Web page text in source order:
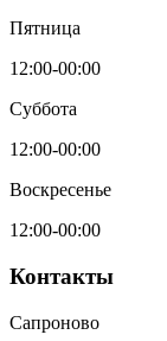
Пятница
12:00-00:00
Суббота
12:00-00:00
Воскресенье
12:00-00:00
Контакты
Сапроново